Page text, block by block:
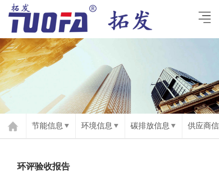
节能信息 环境信息 碳排放信息 供应商
环评验收报告